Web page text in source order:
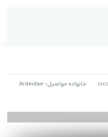
خانواده حواصیل- Ardeidae